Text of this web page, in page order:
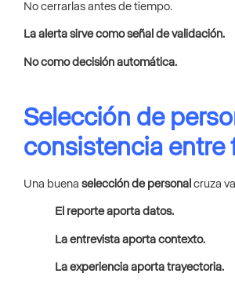
No cerrarlas antes de tiempo.
La alerta sirve como señal de validación.
No como decisión automática.
Selección de
consistencia entre
Una buena selección de personal cruza
El reporte aporta datos.
La entrevista aporta contexto.
La experiencia aporta trayectoria.